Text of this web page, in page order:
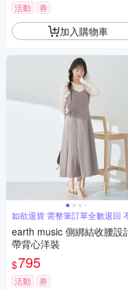
活動 券
加入購物車
如欲退貨 需整筆訂單全數退回
單退
earth music 側綁結收腰設
帶背心洋裝
$795
活動 券